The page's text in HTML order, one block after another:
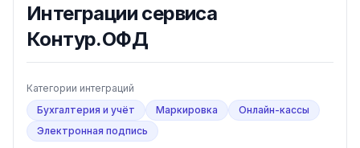
Интеграции сервиса
Контур.ОФД
Категории интеграций
Бухгалтерия и учёт
Маркировка
Онлайн-кассы
Электронная подпись